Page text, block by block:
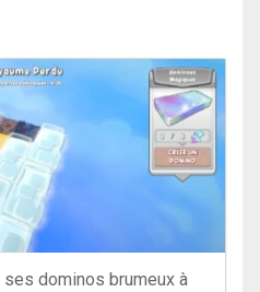
ses dominos brumeux à